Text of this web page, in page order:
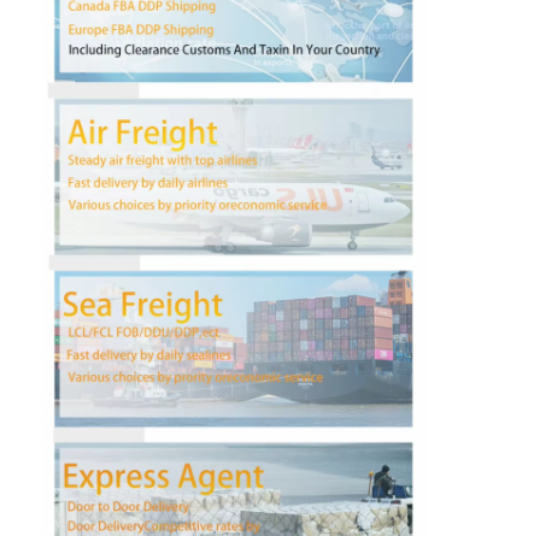
Contrôle de la qualité
Contact
Causez Maintenant
Fret international en avant
Fret aérien en avant
fret maritime
DDP expédition de la Chine
expédition exprès
FRET FERROVIAIRE